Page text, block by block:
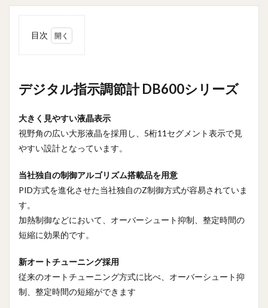
目次
調節計
DB600
ズ
1.1
分か
すく
多彩
な前
奥行
きも
ト
1.2
マル
デジタル指示調節計 DB600シリーズ
大きく見やすい液晶表示
視野角の広い大形液晶を採用し、5桁11セグメント表示で見
やすい設計となっています。
当社独自の制御アルゴリズム搭載品を用意
PID方式を進化させた当社独自のZ制御方式が容易されていま
す。
加熱制御などにおいて、オーバーシュート抑制、整定時間の
短縮に効果的です。
新オートチューニング採用
従来のオートチューニング方式に比べ、オーバーシュート抑
制、整定時間の短縮ができます